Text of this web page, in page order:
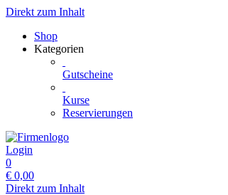
Direkt zum Inhalt
Shop
Kategorien
Gutscheine
Kurse
Reservierungen
Login
0
€ 0,00
Direkt zum Inhalt